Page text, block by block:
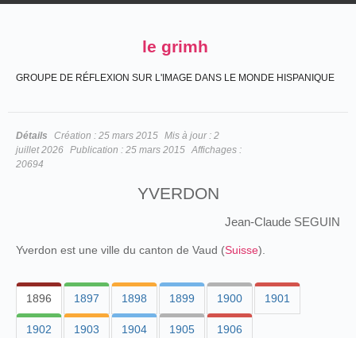
le grimh
GROUPE DE RÉFLEXION SUR L'IMAGE DANS LE MONDE HISPANIQUE
Détails Création : 25 mars 2015 Mis à jour : 2
juillet 2026 Publication : 25 mars 2015 Affichages :
20694
YVERDON
Jean-Claude SEGUIN
Yverdon est une ville du canton de Vaud (Suisse).
1896 1897 1898 1899 1900 1901
1902 1903 1904 1905 1906